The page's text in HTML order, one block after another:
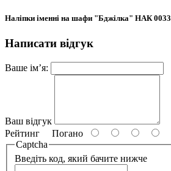
Наліпки іменні на шафи "Бджілка" НАК 0033
Написати відгук
Ваше ім’я:
Ваш відгук
Рейтинг Погано
Captcha
Введіть код, який бачите нижче